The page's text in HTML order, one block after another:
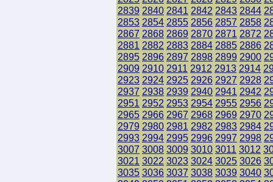
2839 2840 2841 2842 2843 2844
2853 2854 2855 2856 2857 2858
2867 2868 2869 2870 2871 2872
2881 2882 2883 2884 2885 2886
2895 2896 2897 2898 2899 2900
2909 2910 2911 2912 2913 2914
2923 2924 2925 2926 2927 2928
2937 2938 2939 2940 2941 2942
2951 2952 2953 2954 2955 2956
2965 2966 2967 2968 2969 2970
2979 2980 2981 2982 2983 2984
2993 2994 2995 2996 2997 2998
3007 3008 3009 3010 3011 3012
3021 3022 3023 3024 3025 3026
3035 3036 3037 3038 3039 3040